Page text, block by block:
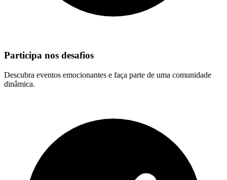
Participa nos desafios
Descubra eventos emocionantes e faça parte de uma comunidade
dinâmica.